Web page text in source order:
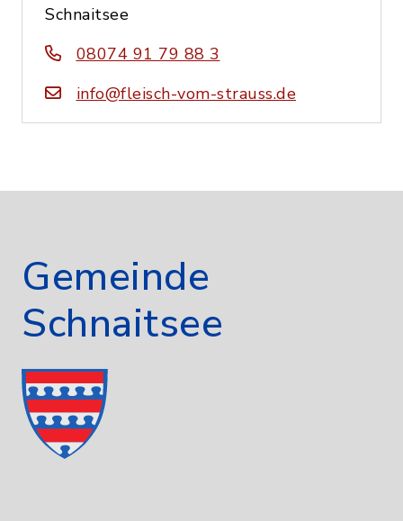
Schnaitsee
08074 91 79 88 3
info@fleisch-vom-strauss.de
Gemeinde
Schnaitsee